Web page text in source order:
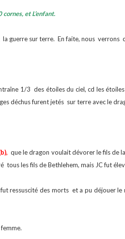
et L’enfant.
guerre sur terre. En faite, nous verrons
1/3 des étoiles du ciel, cd les
déchus furent jetés sur terre avec le
que le dragon voulait dévorer le fils de
tous les fils de Bethlehem, mais JC fut
ressuscité des morts et a pu déjouer